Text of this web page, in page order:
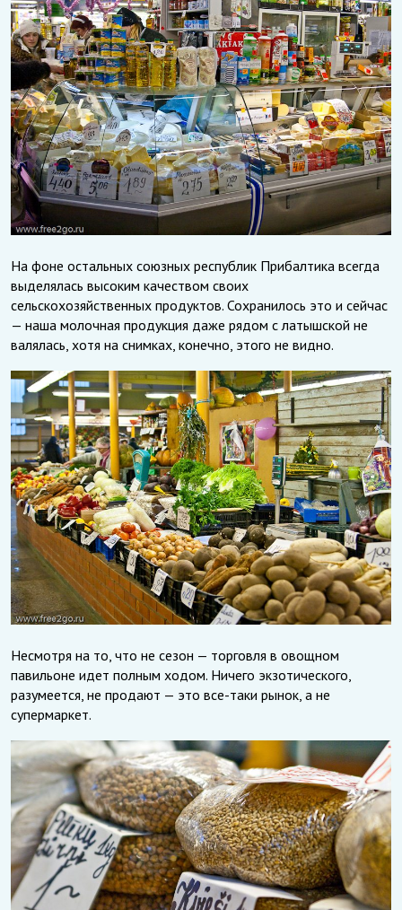
На фоне остальных союзных республик Прибалтика всегда
выделялась высоким качеством своих
сельскохозяйственных продуктов. Сохранилось это и сейчас
— наша молочная продукция даже рядом с латышской не
валялась, хотя на снимках, конечно, этого не видно.
Несмотря на то, что не сезон — торговля в овощном
павильоне идет полным ходом. Ничего экзотического,
разумеется, не продают — это все-таки рынок, а не
супермаркет.